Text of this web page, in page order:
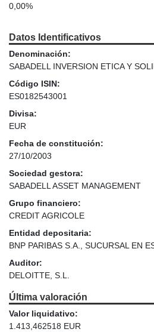
0,00%
Datos Identificativos
Denominación:
SABADELL INVERSION ETICA Y
Código ISIN:
ES0182543001
Divisa:
EUR
Fecha de constitución:
27/10/2003
Sociedad gestora:
SABADELL ASSET MANAGEMENT
Grupo financiero:
CREDIT AGRICOLE
Entidad depositaria:
BNP PARIBAS S.A., SUCURSAL EN
Auditor:
DELOITTE, S.L.
Última valoración
Valor liquidativo:
1.413,462518 EUR